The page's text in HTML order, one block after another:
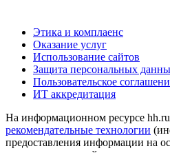
Этика и комплаенс
Оказание услуг
Использование сайтов
Защита персональных
Пользовательское
ИТ аккредитация
На информационном ресурсе hh.ru
рекомендательные технологии
предоставления информации на